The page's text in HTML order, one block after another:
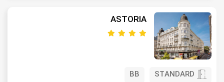
ASTORIA
STANDARD
BB